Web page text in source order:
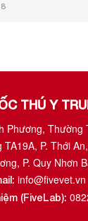
THÚ Y
Phương, Thường
P. Thới
P. Quy Nhơn
info@fivevet.vn
(FiveLab):